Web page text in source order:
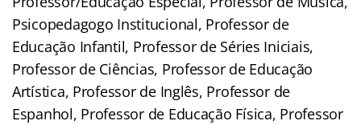
Psicopedagogo Institucional, Professor de
Educação Infantil, Professor de Séries Iniciais,
Professor de Ciências, Professor de Educação
Artística, Professor de Inglês, Professor de
Espanhol, Professor de Educação Física, Professor